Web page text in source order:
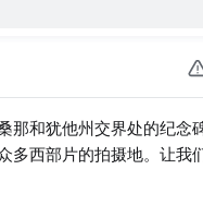
那和犹他州交界处的纪念
多西部片的拍摄地。让我